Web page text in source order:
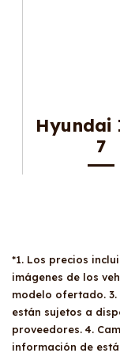
Hyundai
7
*1. Los precios
imágenes de los
modelo ofertado.
están sujetos a
proveedores. 4.
información de